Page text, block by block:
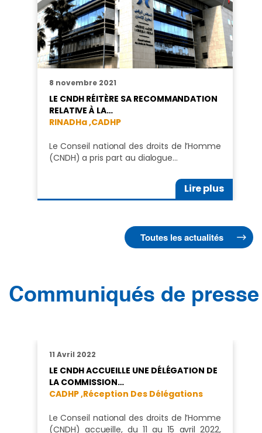
8 novembre 2021
LE CNDH RÉITÈRE SA RECOMMANDATION
RELATIVE À LA…
RINADHa ,CADHP
Le Conseil national des droits de l’Homme
(CNDH) a pris part au dialogue…
Lire plus
Toutes les actualités
Communiqués de presse
11 Avril 2022
LE CNDH ACCUEILLE UNE DÉLÉGATION DE
LA COMMISSION…
CADHP ,Réception Des Délégations
Le Conseil national des droits de l’Homme
(CNDH) accueille, du 11 au 15 avril 2022,